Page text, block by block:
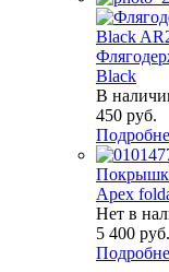
Black
В
450 руб.
Apex
Нет в
5 400 руб.